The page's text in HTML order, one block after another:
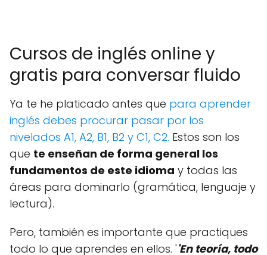
Cursos de inglés online y
gratis para conversar fluido
Ya te he platicado antes que para aprender
inglés debes procurar pasar por los
nivelados A1, A2, B1, B2 y C1, C2. Estos son los
que te enseñan de forma general los
fundamentos de este idioma y todas las
áreas para dominarlo (gramática, lenguaje y
lectura).
Pero, también es importante que practiques
todo lo que aprendes en ellos. ''En teoría, todo